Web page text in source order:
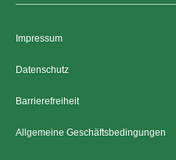
Impressum
Datenschutz
Barrierefreiheit
Allgemeine Geschäftsbedingungen